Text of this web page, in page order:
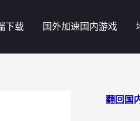
下载 国外加速国内游戏
翻回国